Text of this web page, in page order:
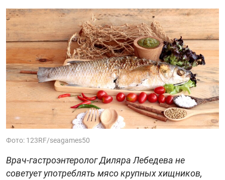
Фото: 123RF/seagames50
Врач-гастроэнтеролог Диляра Лебедева не
советует употреблять мясо крупных хищников,